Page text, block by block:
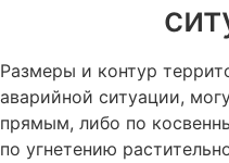
Размеры и контур
аварийной ситуации,
прямым, либо по
по угнетению